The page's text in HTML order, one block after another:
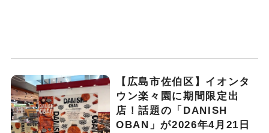
【広島市佐伯区】イオンタ
ウン楽々園に期間限定出
店！話題の「DANISH
OBAN」が2026年4月21日